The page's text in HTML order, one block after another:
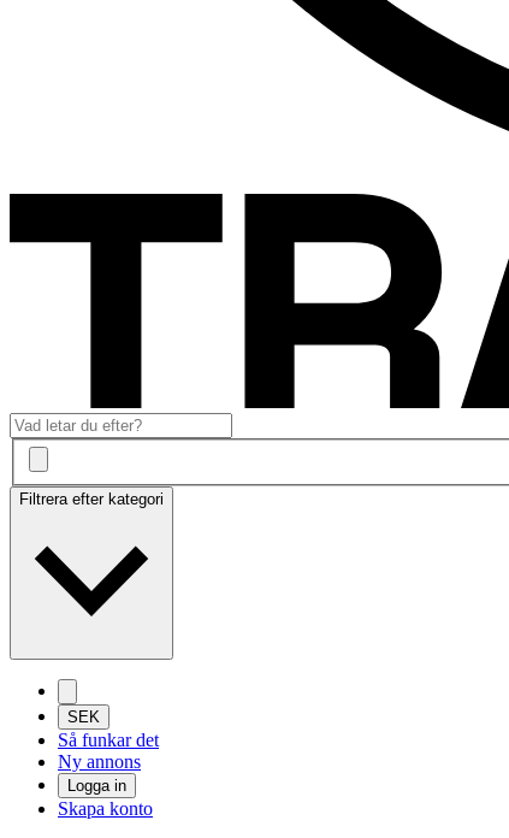
Filtrera efter kategori
SEK
Så funkar det
Ny annons
Logga in
Skapa konto